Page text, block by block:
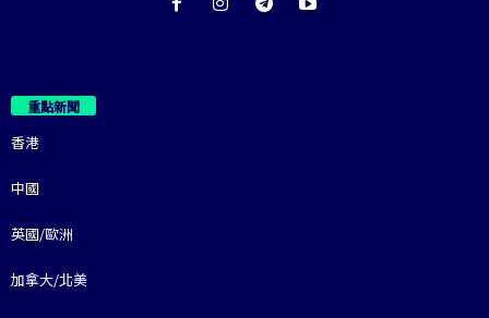
重點新聞
香港
中國
英國/歐洲
加拿大/北美